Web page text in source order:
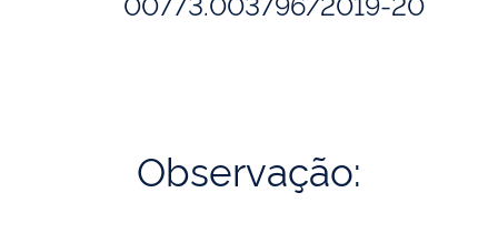
Observação: